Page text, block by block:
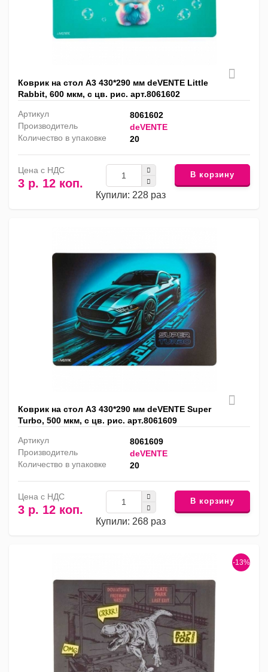
Коврик на стол А3 430*290 мм deVENTE Little
Rabbit, 600 мкм, с цв. рис. арт.8061602
Артикул
8061602
Производитель
deVENTE
Количество в упаковке
20
Цена с НДС
3 р. 12 коп.
Купили: 228 раз
В корзину
Коврик на стол А3 430*290 мм deVENTE Super
Turbo, 500 мкм, с цв. рис. арт.8061609
Артикул
8061609
Производитель
deVENTE
Количество в упаковке
20
Цена с НДС
3 р. 12 коп.
Купили: 268 раз
В корзину
-13%